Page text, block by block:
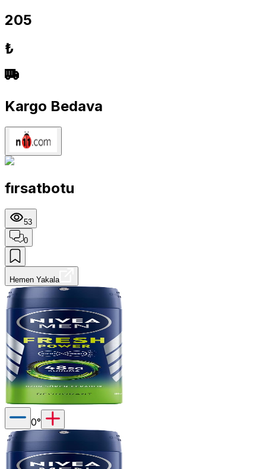
205
₺
Kargo Bedava
fırsatbotu
53
0
Hemen Yakala
0°